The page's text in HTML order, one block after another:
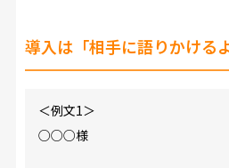
導入は「相手に語りかける
＜例文1＞
○○○様